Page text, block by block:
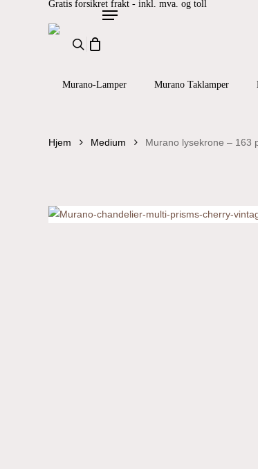
Gratis forsikret frakt - inkl. mva. og toll
search
Menu
Murano-Lamper Murano Taklamper
Hjem Medium Murano lysekrone – 163